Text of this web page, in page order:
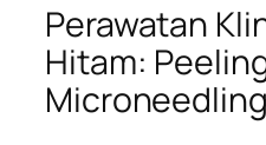
Perawatan
Hitam:
Microneedling